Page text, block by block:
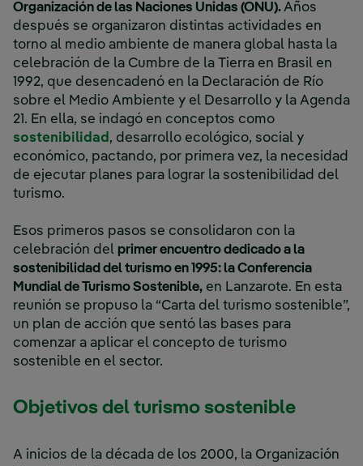
Organización de las Naciones Unidas (ONU).Años
después se organizaron distintas actividades en
torno al medio ambiente de manera global hasta la
celebración de la Cumbre de la Tierra en Brasil en
1992, que desencadenó en la Declaración de Río
sobre el Medio Ambiente y el Desarrollo y la Agenda
21. En ella, se indagó en conceptos como
sostenibilidad , desarrollo ecológico, social y
económico, pactando, por primera vez, la necesidad
de ejecutar planes para lograr la sostenibilidad del
turismo.
Esos primeros pasos se consolidaron con la
celebración del primer encuentro dedicado a la
sostenibilidad del turismo en 1995: la Conferencia
Mundial de Turismo Sostenible, en Lanzarote. En esta
reunión se propuso la “Carta del turismo sostenible”,
un plan de acción que sentó las bases para
comenzar a aplicar el concepto de turismo
sostenible en el sector.
Objetivos del turismo sostenible
A inicios de la década de los 2000, la Organización